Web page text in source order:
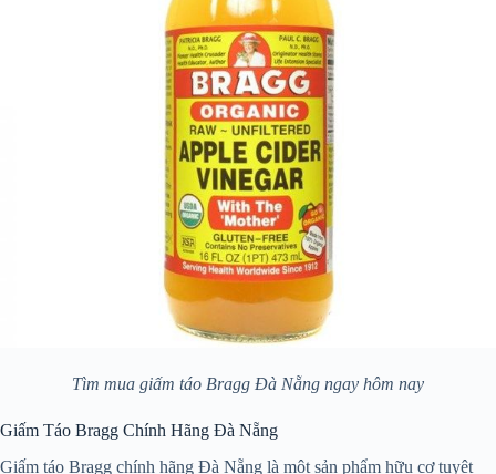
Tìm mua giấm táo Bragg Đà Nẵng ngay hôm nay
Giấm Táo Bragg Chính Hãng Đà Nẵng
Giấm táo Bragg chính hãng Đà Nẵng là một sản phẩm hữu cơ tuyệt